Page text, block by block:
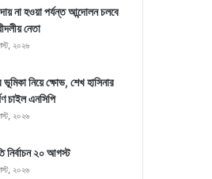
না হওয়া পর্যন্ত আন্দোলন চলবে
নেতা
২০২৬
নিয়ে ক্ষোভ, শেখ হাসিনার
চাইল এনসিপি
২০২৬
নির্বাচন ২০ আগস্ট
২০২৬